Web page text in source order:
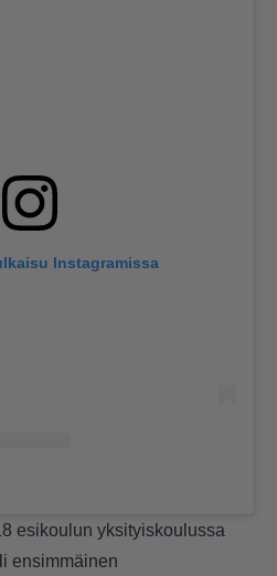
Instagramissa
esikoulun yksityiskoulussa
ensimmäinen